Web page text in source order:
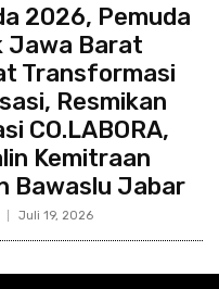
2026, Pemuda
Jawa Barat
Transformasi
Resmikan
CO.LABORA,
Kemitraan
Bawaslu Jabar
Juli 19, 2026